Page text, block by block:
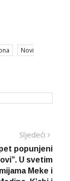
Novi
Sljedeći
popunjeni
U svetim
Meke i